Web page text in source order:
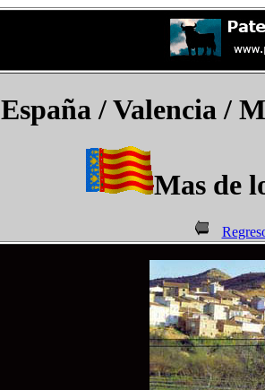
España/ Valencia /
Mas de